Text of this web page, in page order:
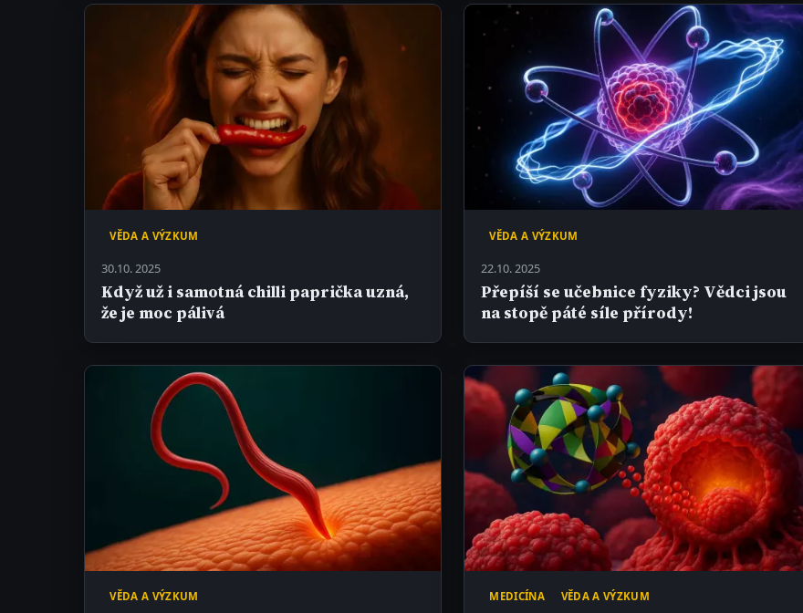
VĚDA A VÝZKUM
30.10. 2025
Když už i samotná chilli paprička uzná,
že je moc pálivá
VĚDA A VÝZKUM
22.10. 2025
Přepíší se učebnice fyziky? Vědci jsou
na stopě páté síle přírody!
VĚDA A VÝZKUM MEDICÍNA VĚDA A VÝZKUM